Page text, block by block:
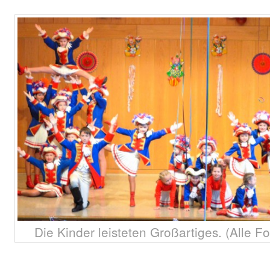
Die Kinder leisteten Großartiges. (Alle